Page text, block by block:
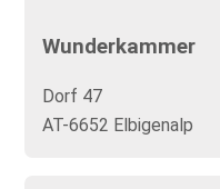
Wunderkammer
Dorf 47
AT-6652 Elbigenalp